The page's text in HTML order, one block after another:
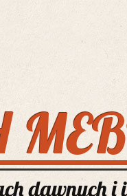
dawnych i